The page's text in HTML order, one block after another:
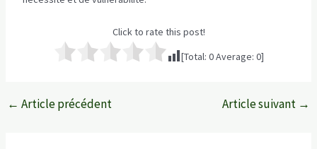
Click to rate this post!
[Total: 0Average: 0]
Navigation
← Article précédent Article suivant →